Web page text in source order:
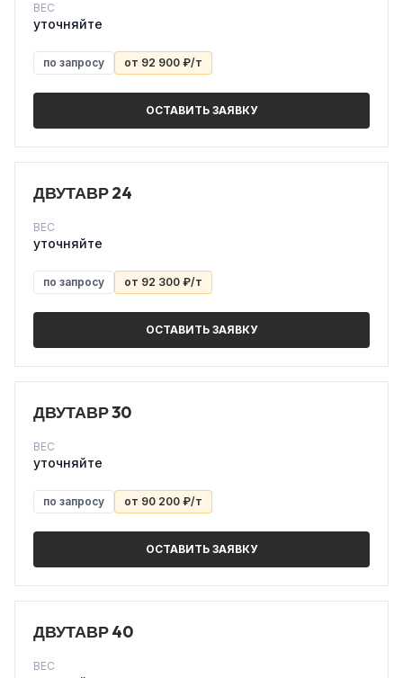
ВЕС
уточняйте
по запросу от 92 900 ₽/т
ОСТАВИТЬ ЗАЯВКУ
ДВУТАВР 24
ВЕС
уточняйте
по запросу от 92 300 ₽/т
ОСТАВИТЬ ЗАЯВКУ
ДВУТАВР 30
ВЕС
уточняйте
по запросу от 90 200 ₽/т
ОСТАВИТЬ ЗАЯВКУ
ДВУТАВР 40
ВЕС